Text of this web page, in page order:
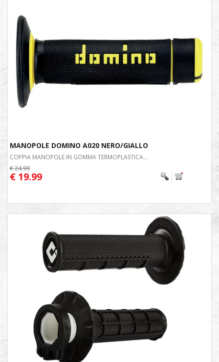
MANOPOLE DOMINO A020 NERO/GIALLO
COPPIA MANOPOLE IN GOMMA TERMOPLASTICA...
€ 24.99
€ 19.99